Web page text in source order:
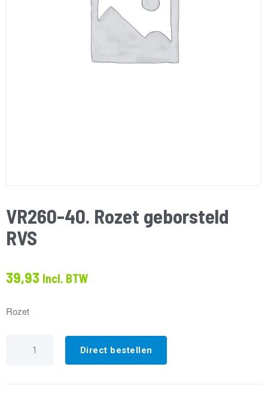
VR260-40. Rozet geborsteld
RVS
39,93 Incl. BTW
Rozet
Direct bestellen